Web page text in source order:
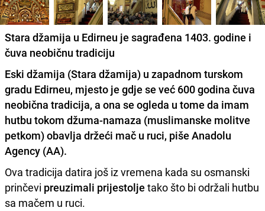
Stara džamija u Edirneu je sagrađena 1403. godine i
čuva neobičnu tradiciju
Eski džamija (Stara džamija) u zapadnom turskom
gradu Edirneu, mjesto je gdje se već 600 godina čuva
neobična tradicija, a ona se ogleda u tome da imam
hutbu tokom džuma-namaza (muslimanske molitve
petkom)obavlja držeći mač u ruci, piše Anadolu
Agency (AA).
Ova tradicija datira još iz vremena kada su osmanski
prinčevi preuzimali prijestolje tako što bi održali hutbu
sa mačem u ruci.